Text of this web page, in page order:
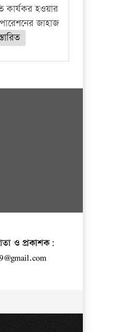
কার্যকর হওয়ার
জাহাজ
ও প্রকাশক: